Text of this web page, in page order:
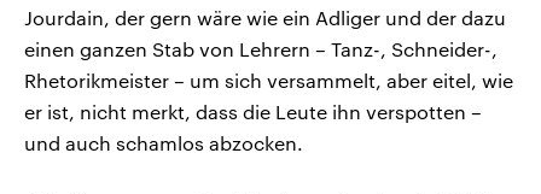
Jourdain, der gern wäre wie ein Adliger und der dazu
einen ganzen Stab von Lehrern – Tanz-, Schneider-,
Rhetorikmeister – um sich versammelt, aber eitel, wie
er ist, nicht merkt, dass die Leute ihn verspotten –
und auch schamlos abzocken.